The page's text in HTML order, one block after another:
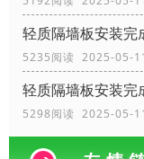
5235阅读 2025-05-
轻质隔墙板安装完
5298阅读 2025-05-